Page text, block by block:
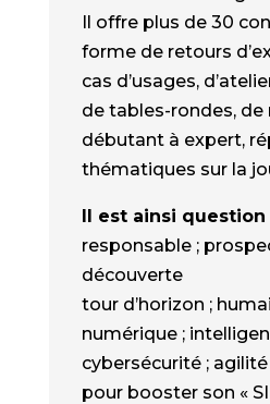
Il offre plus de 30
forme de retours
cas d’usages,
de tables-rondes, de
débutant à expert,
thématiques sur la
Il est ainsi question
responsable ;
découverte
tour d’horizon ;
numérique ;
cybersécurité ;
pour booster son «